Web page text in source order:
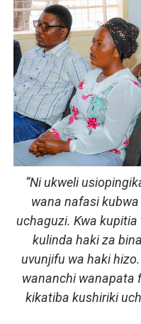
“Ni ukweli
wana nafasi
uchaguzi. Kwa
kulinda haki za
uvunjifu wa haki
wananchi wanapata
kikatiba kushiriki